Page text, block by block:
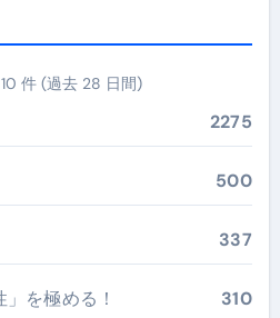
件 (過去 28 日間)
2275
500
337
を極める！ 310